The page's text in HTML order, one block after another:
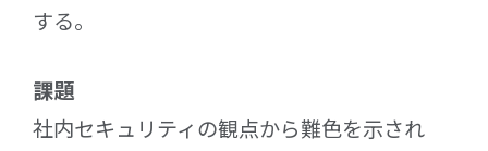
する。
課題
社内セキュリティの観点から難色を示され